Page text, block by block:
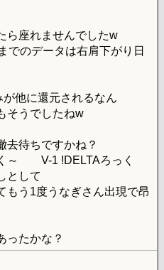
ら座れませんでしたw
でのデータは右肩下がり日
他に還元されるなん
そうでしたねw
去待ちですかね？
～ V-1 !DELTAろっく
として
もう1度うなぎさん出現で昂
ったかな？